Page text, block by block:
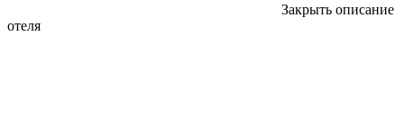
Закрыть описание
отеля